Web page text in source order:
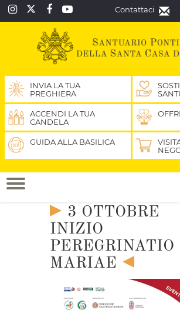
Contattaci
INVIA LA TUA
PREGHIERA
ACCENDI LA TUA
CANDELA
GUIDA ALLA BASILICA
3 OTTOBRE
INIZIO
PEREGRINATIO
MARIAE